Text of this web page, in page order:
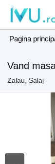
Pagina
Vand
Zalau, Salaj